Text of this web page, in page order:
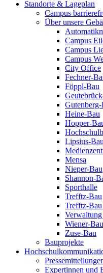
Standorte & Lageplan
Campus
Über unsere
Campus
Campus
Campus
City Office
Fechner-
Föppl-Bau
Gutenberg-
Heine-Bau
Hopper-
Lipsius-Bau
Mensa
Nieper-Bau
Shannon-
Sporthalle
Trefftz-Bau
Trefftz-
Wiener-Bau
Zuse-Bau
Bauprojekte
Expertinnen und